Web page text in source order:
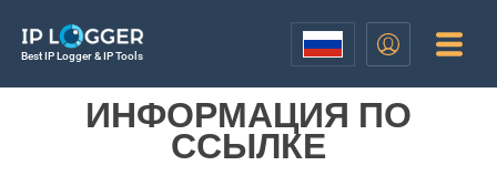
Best IP Logger & IP Tools
ИНФОРМАЦИЯ ПО
ССЫЛКЕ